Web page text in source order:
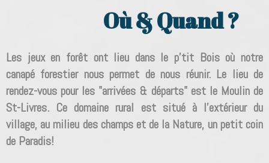
Où & Quand ?
Les jeux en forêt ont lieu dans le p'tit Bois où notre
canapé forestier nous permet de nous réunir. Le lieu de
rendez-vous pour les "arrivées & départs" est le Moulin de
St-Livres. Ce domaine rural est situé à l'extérieur du
village, au milieu des champs et de la Nature, un petit coin
de Paradis!